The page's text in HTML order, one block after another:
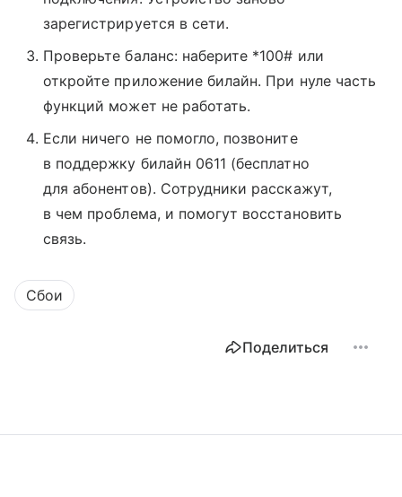
зарегистрируется в сети.
Проверьте баланс: наберите *100# или
откройте приложение билайн. При нуле часть
функций может не работать.
Если ничего не помогло, позвоните
в поддержку билайн 0611 (бесплатно
для абонентов). Сотрудники расскажут,
в чем проблема, и помогут восстановить
связь.
Сбои
Поделиться